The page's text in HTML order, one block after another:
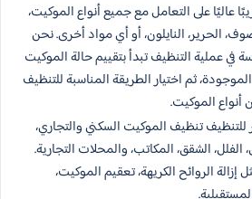
عاليًا على التعامل مع جميع أنواع الموكيت،
الحرير، النايلون، أو أي مواد أخرى. نحن
في عملية التنظيف تبدأ بتقييم حالة الموكيت
ثم اختيار الطريقة المناسبة للتنظيف
أنواع الموكيت.
للتنظيف تنظيف الموكيت السكني والتجاري،
الشقق، المكاتب، والمحلات التجارية.
الروائح الكريهة، تعقيم الموكيت،